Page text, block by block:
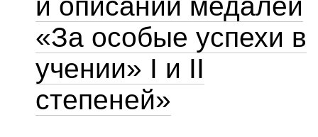
«За особые успехи в
учении» I и II
степеней»